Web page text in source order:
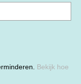
Bekijk hoe